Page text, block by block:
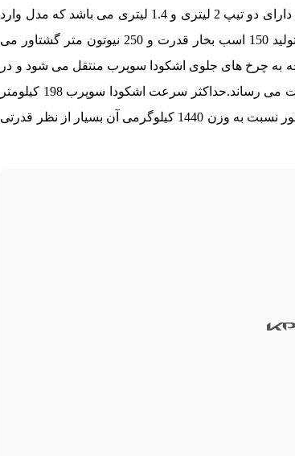
خودروی ساخت جمهوری چک دارای دو تیپ 2 لیتری و 1.4 لیتری می باشد که مدل وارد
شده به ایران با موتور 1.4 لیتری توربوشارژ با توان تولید 150 اسب بخار قدرت و 250 نیوتون متر گشتاور می
یک گیربکس 7 سرعته دوکلاچه به چرخ های جلوی اشکودا سوپرب منتقل می شود و در
9.7 ثانیه شتاب آن را از صفر به صد کیلومتر بر ساعت می رساند.حداکثر سرعت اشکودا سوپرب 198 کیلومتر
می توان گفت که این موتور نسبت به وزن 1440 کیلوگرمی آن بسیار از نظر قدرتی